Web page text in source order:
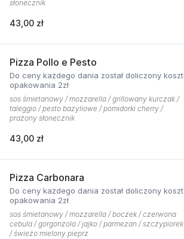
słonecznik
43,00 zł
Pizza Pollo e Pesto
Do ceny każdego dania został doliczony koszt
opakowania 2zł
sos śmietanowy / mozzarella / grillowany kurczak /
taleggio / pesto bazyliowe / pomidorki cherry /
prażony słonecznik
43,00 zł
Pizza Carbonara
Do ceny każdego dania został doliczony koszt
opakowania 2zł
sos śmietanowy / mozzarella / boczek / czerwona
cebula / gorgonzola / jajko / parmezan / szczypiorek
/ świeżo mielony pieprz